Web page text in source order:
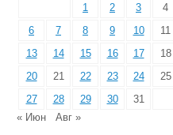
1
2 3 4
6
7 8 9 10 11
13
14 15 16 17 18
20
21 22 23 24 25
27
28 29 30
31
« Июн
Авг »